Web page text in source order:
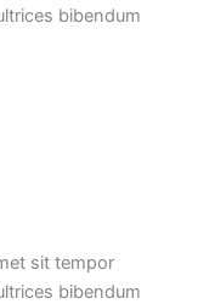
bibendum
sit tempor
bibendum